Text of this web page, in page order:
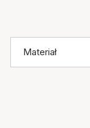
Materiał